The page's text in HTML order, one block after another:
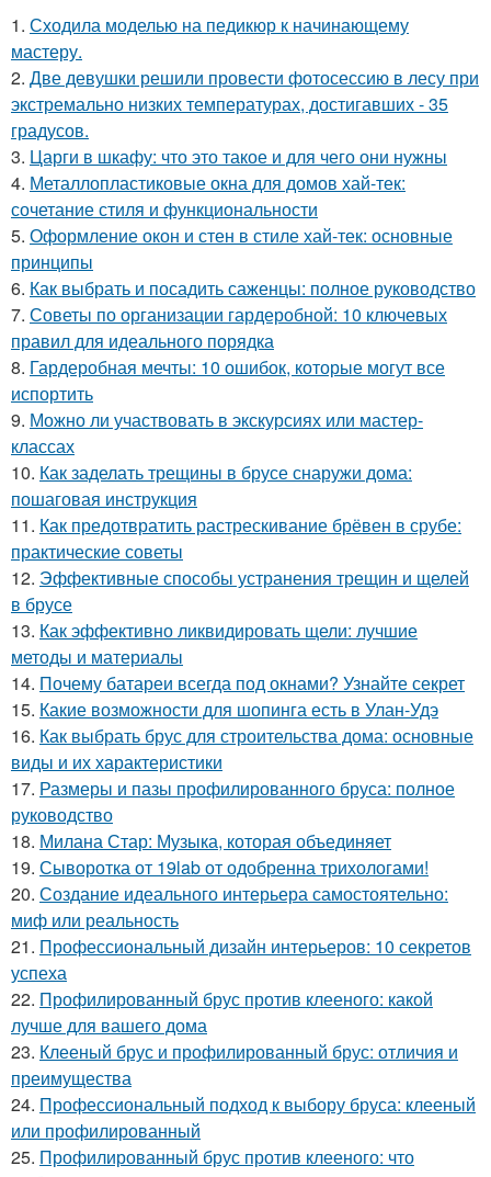
1. Сходила моделью на педикюр к начинающему
мастеру.
2. Две девушки решили провести фотосессию в лесу при
экстремально низких температурах, достигавших - 35
градусов.
3. Царги в шкафу: что это такое и для чего они нужны
4. Металлопластиковые окна для домов хай-тек:
сочетание стиля и функциональности
5. Оформление окон и стен в стиле хай-тек: основные
принципы
6. Как выбрать и посадить саженцы: полное руководство
7. Советы по организации гардеробной: 10 ключевых
правил для идеального порядка
8. Гардеробная мечты: 10 ошибок, которые могут все
испортить
9. Можно ли участвовать в экскурсиях или мастер-
классах
10. Как заделать трещины в брусе снаружи дома:
пошаговая инструкция
11. Как предотвратить растрескивание брёвен в срубе:
практические советы
12. Эффективные способы устранения трещин и щелей
в брусе
13. Как эффективно ликвидировать щели: лучшие
методы и материалы
14. Почему батареи всегда под окнами? Узнайте секрет
15. Какие возможности для шопинга есть в Улан-Удэ
16. Как выбрать брус для строительства дома: основные
виды и их характеристики
17. Размеры и пазы профилированного бруса: полное
руководство
18. Милана Стар: Музыка, которая объединяет
19. Сыворотка от 19lab от одобренна трихологами!
20. Создание идеального интерьера самостоятельно:
миф или реальность
21. Профессиональный дизайн интерьеров: 10 секретов
успеха
22. Профилированный брус против клееного: какой
лучше для вашего дома
23. Клееный брус и профилированный брус: отличия и
преимущества
24. Профессиональный подход к выбору бруса: клееный
или профилированный
25. Профилированный брус против клееного: что